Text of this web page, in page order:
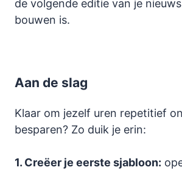
de volgende editie van je
bouwen is.
Aan de slag
Klaar om jezelf uren repetitief
besparen? Zo duik je erin:
1. Creëer je eerste sjabloon: